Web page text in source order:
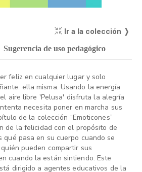
Ir a la colección ❭
Sugerencia de uso pedagógico
feliz en cualquier lugar y solo
ella misma. Usando la energía
aire libre 'Pelusa' disfruta la alegría
necesita poner en marcha sus
de la colección “Emoticones”
de la felicidad con el propósito de
qué pasa en su cuerpo cuando se
pueden compartir sus
cuando la están sintiendo. Este
dirigido a agentes educativos de la